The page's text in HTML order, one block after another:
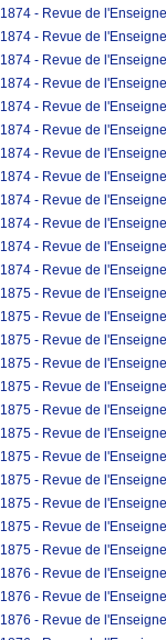
1874 - Revue de
1874 - Revue de
1874 - Revue de
1874 - Revue de
1874 - Revue de
1874 - Revue de
1874 - Revue de
1874 - Revue de
1874 - Revue de
1874 - Revue de
1874 - Revue de
1874 - Revue de
1875 - Revue de
1875 - Revue de
1875 - Revue de
1875 - Revue de
1875 - Revue de
1875 - Revue de
1875 - Revue de
1875 - Revue de
1875 - Revue de
1875 - Revue de
1875 - Revue de
1875 - Revue de
1876 - Revue de
1876 - Revue de
1876 - Revue de